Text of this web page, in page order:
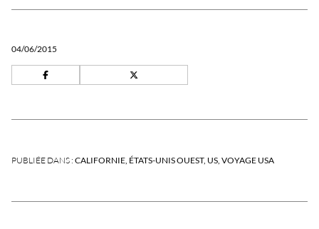
04/06/2015
PUBLIÉE DANS : CALIFORNIE ÉTATS-UNIS OUEST US VOYAGE USA